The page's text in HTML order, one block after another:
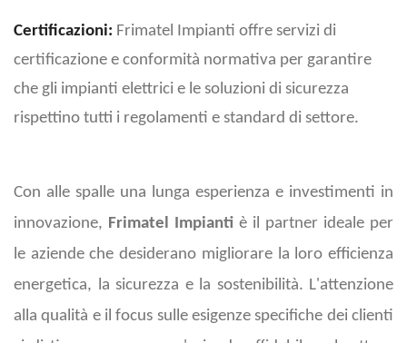
Certificazioni: Frimatel Impianti offre servizi di
certificazione e conformità normativa per garantire
che gli impianti elettrici e le soluzioni di sicurezza
rispettino tutti i regolamenti e standard di settore.
Con alle spalle una lunga esperienza e investimenti in
innovazione, Frimatel Impianti è il partner ideale per
le aziende che desiderano migliorare la loro efficienza
energetica, la sicurezza e la sostenibilità. L'attenzione
alla qualità e il focus sulle esigenze specifiche dei clienti